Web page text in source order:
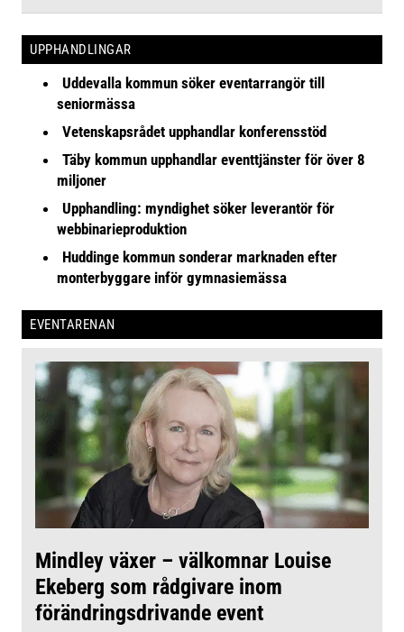
UPPHANDLINGAR
Uddevalla kommun söker eventarrangör till
seniormässa
Vetenskapsrådet upphandlar konferensstöd
Täby kommun upphandlar eventtjänster för över 8
miljoner
Upphandling: myndighet söker leverantör för
webbinarieproduktion
Huddinge kommun sonderar marknaden efter
monterbyggare inför gymnasiemässa
EVENTARENAN
Mindley växer – välkomnar Louise
Ekeberg som rådgivare inom
förändringsdrivande event